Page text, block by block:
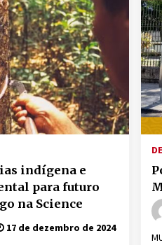
indígena e
para futuro
na Science
17 de dezembro de 2024